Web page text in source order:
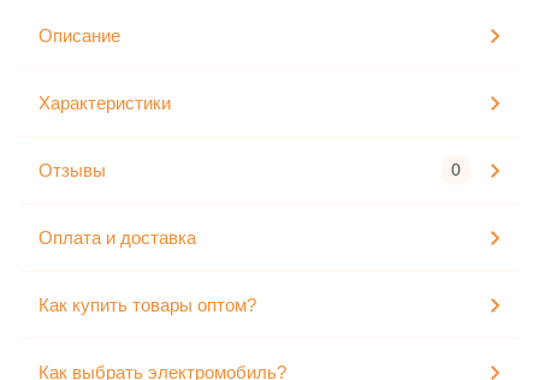
Описание
Характеристики
Отзывы 0
Оплата и доставка
Как купить товары оптом?
Как выбрать электромобиль?